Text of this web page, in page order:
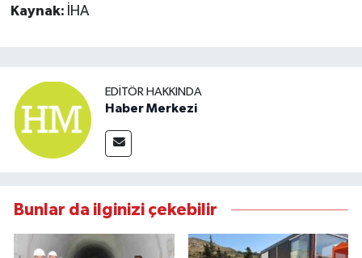
Kaynak: İHA
EDITÖR HAKKINDA
Haber Merkezi
Bunlar da ilginizi çekebilir